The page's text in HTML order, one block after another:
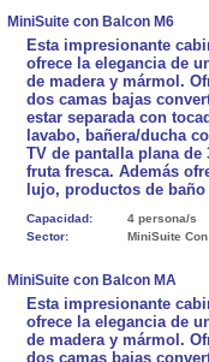
MiniSuite con Balcon M6
Esta impresionante
ofrece la elegancia de
de madera y mármol.
dos camas bajas
estar separada con
lavabo, bañera/ducha
TV de pantalla plana
fruta fresca. Además
lujo, productos de baño
Capacidad:
4 persona/s
Sector:
MiniSuite
MiniSuite con Balcon MA
Esta impresionante
ofrece la elegancia de
de madera y mármol.
dos camas bajas